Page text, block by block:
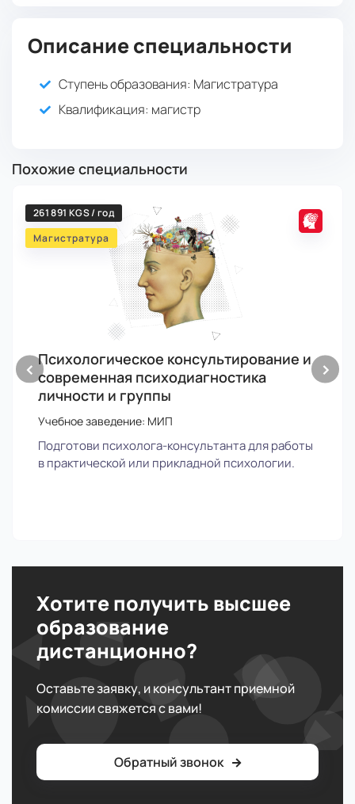
Описание специальности
Ступень образования: Магистратура
Квалификация: магистр
Похожие специальности
‹
261 891 KGS / год
Магистратура
Психологическое консультирование и
современная психодиагностика
личности и группы
Учебное заведение: МИП
Подготови психолога-консультанта для работы
в практической или прикладной психологии.
›
Хотите получить высшее
образование
дистанционно?
Оставьте заявку, и консультант приемной
комиссии свяжется с вами!
Обратный звонок